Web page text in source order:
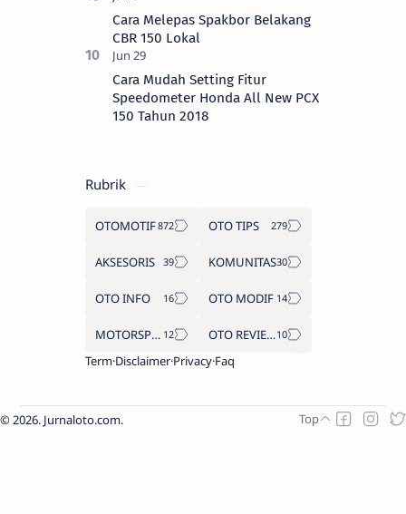
Cara Melepas Spakbor Belakang
CBR 150 Lokal
Cara Mudah Setting Fitur
Speedometer Honda All New PCX
150 Tahun 2018
Rubrik
OTOMOTIF OTO TIPS
AKSESORIS KOMUNITAS
OTO INFO OTO MODIF
MOTORSPORT
OTO REVIEW
Term Disclaimer Privacy Faq
2026. Jurnaloto.com.